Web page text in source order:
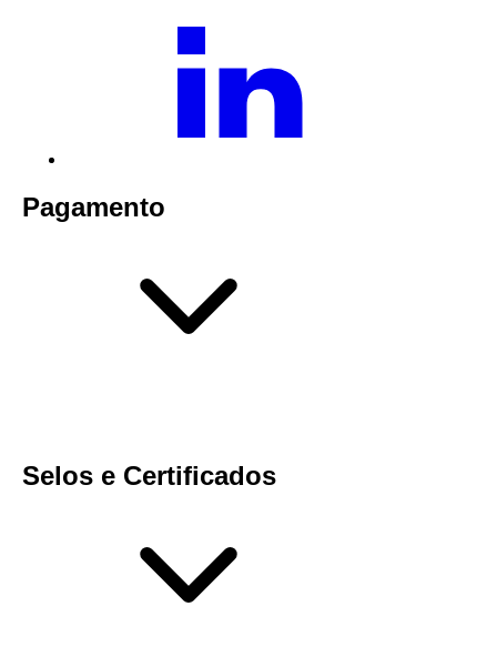
Pagamento
Selos e Certificados